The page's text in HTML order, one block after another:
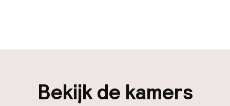
Bekijk de kamers